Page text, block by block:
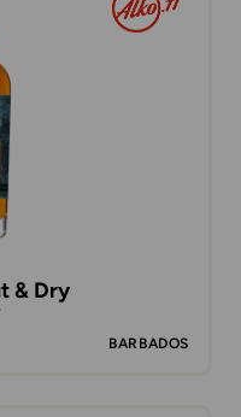
& Dry
BARBADOS